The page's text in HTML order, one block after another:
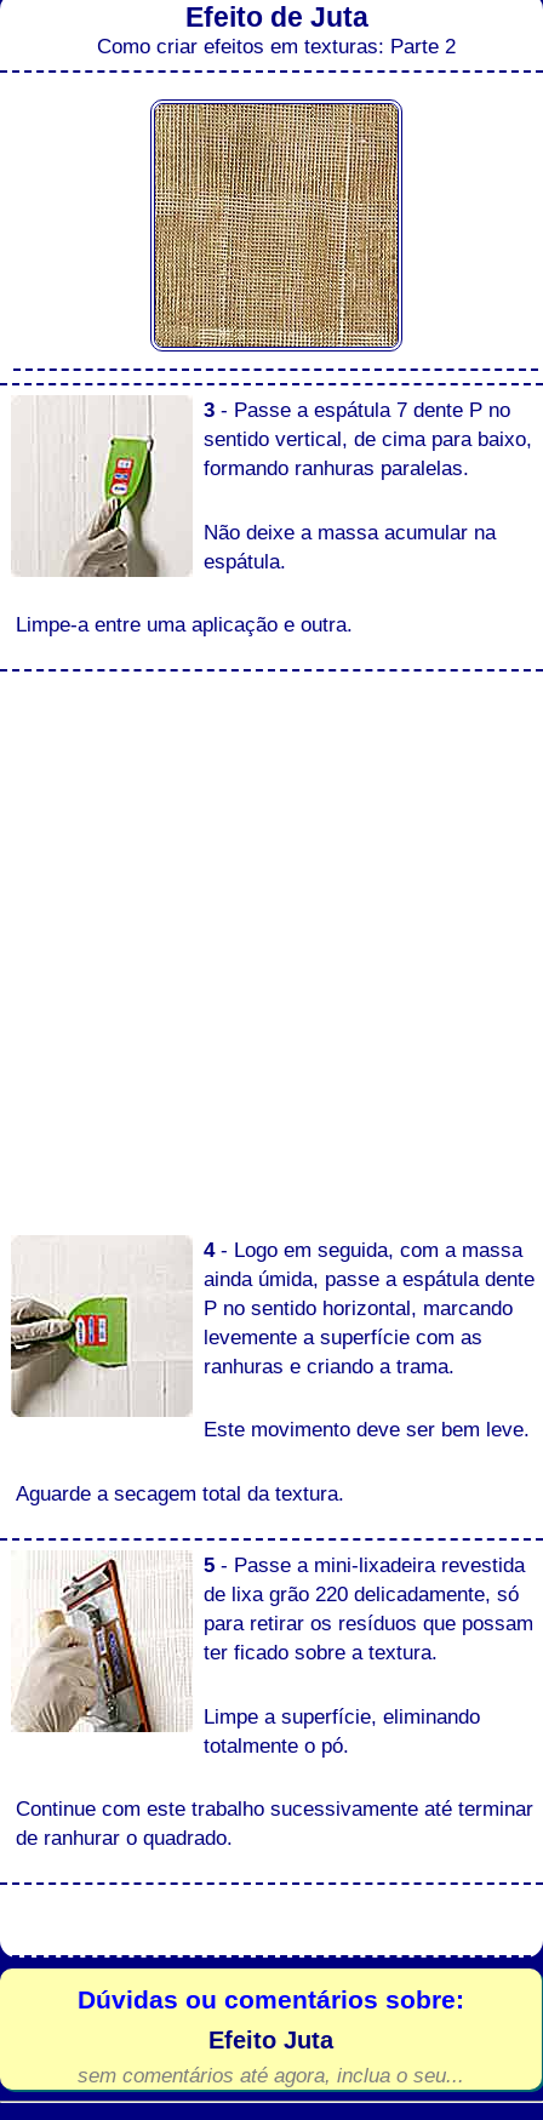
Efeito de Juta
Como criar efeitos em texturas: Parte 2
3- Passe a espátula 7 dente P no
sentido vertical, de cima para baixo,
formando ranhuras paralelas.
Não deixe a massa acumular na
espátula.
Limpe-a entre uma aplicação e outra.
4- Logo em seguida, com a massa
ainda úmida, passe a espátula dente
P no sentido horizontal, marcando
levemente a superfície com as
ranhuras e criando a trama.
Este movimento deve ser bem leve.
Aguarde a secagem total da textura.
5- Passe a mini-lixadeira revestida
de lixa grão 220 delicadamente, só
para retirar os resíduos que possam
ter ficado sobre a textura.
Limpe a superfície, eliminando
totalmente o pó.
Continue com este trabalho sucessivamente até terminar
de ranhurar o quadrado.
Dúvidas ou comentários sobre:
Efeito Juta
sem comentários até agora, inclua o seu...